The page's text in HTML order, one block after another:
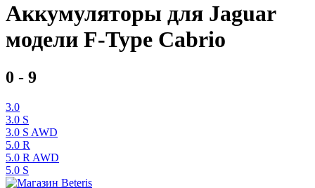
Аккумуляторы для Jaguar
модели F-Type Cabrio
0 - 9
3.0
3.0 S
3.0 S AWD
5.0 R
5.0 R AWD
5.0 S